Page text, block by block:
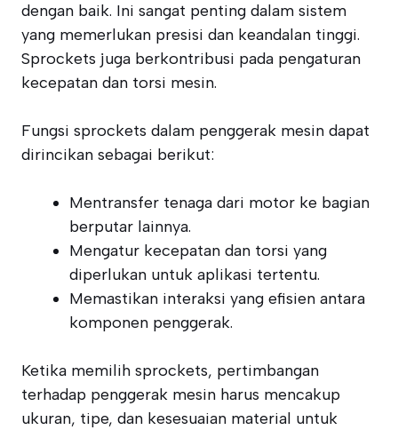
dengan baik. Ini sangat penting dalam sistem
yang memerlukan presisi dan keandalan tinggi.
Sprockets juga berkontribusi pada pengaturan
kecepatan dan torsi mesin.
Fungsi sprockets dalam penggerak mesin dapat
dirincikan sebagai berikut:
Mentransfer tenaga dari motor ke bagian
berputar lainnya.
Mengatur kecepatan dan torsi yang
diperlukan untuk aplikasi tertentu.
Memastikan interaksi yang efisien antara
komponen penggerak.
Ketika memilih sprockets, pertimbangan
terhadap penggerak mesin harus mencakup
ukuran, tipe, dan kesesuaian material untuk